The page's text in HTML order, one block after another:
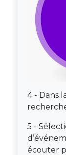
4 - Dans
5 -
écouter